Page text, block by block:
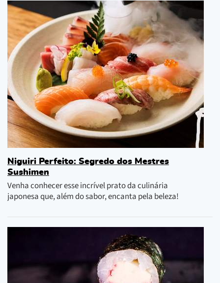
Niguiri Perfeito: Segredo dos Mestres
Sushimen
Venha conhecer esse incrível prato da culinária
japonesa que, além do sabor, encanta pela beleza!